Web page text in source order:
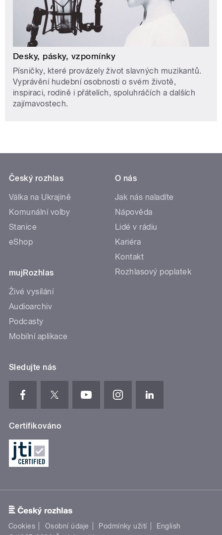
Desky, pásky, vzpomínky
Písničky, které provázely život slavných muzikantů.
Vyprávění hudební osobnosti o svém životě,
inspiraci, rodině i přátelích, spoluhráčích a dalších
zajímavostech.
Český rozhlas
Válka na Ukrajině
Komunální volby
Stanice
eShop
mujRozhlas
Živé vysílání
Audioarchiv
Podcasty
Mobilní aplikace
O nás
Jak nás naladíte
Nápověda
Lidé v rádiu
Kariéra
Kontakt
Rozhlasový poplatek
Sledujte nás
Certifikováno
Cookies Osobní údaje Podmínky užití
English